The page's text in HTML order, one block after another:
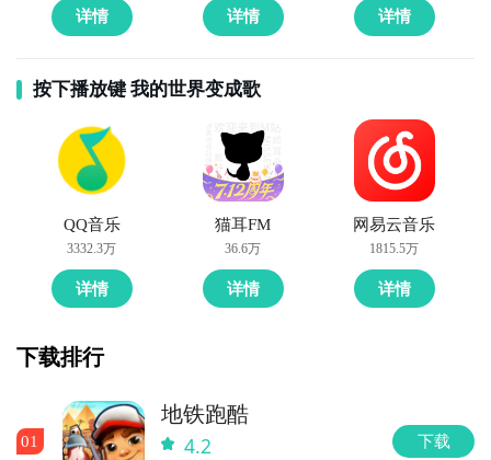
详情 详情 详情
按下播放键 我的世界变成歌
QQ音乐
3332.3万
详情
猫耳FM
36.6万
详情
网易云音乐
1815.5万
详情
下载排行
01
地铁跑酷
4.2 下载